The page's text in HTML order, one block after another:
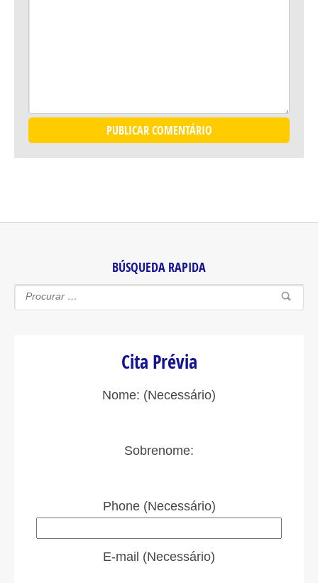
BÚSQUEDA RAPIDA
Cita Prévia
Nome: (Necessário)
Sobrenome:
Phone (Necessário)
E-mail (Necessário)